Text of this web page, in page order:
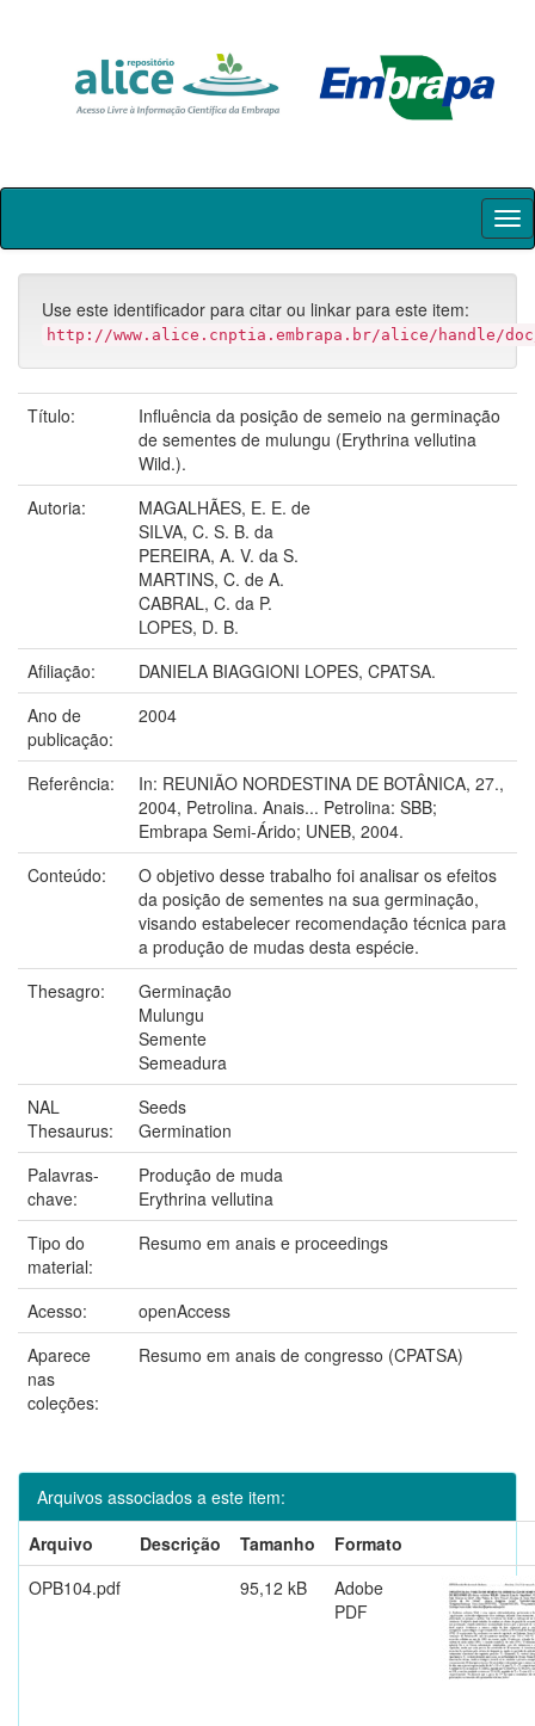
Skip
Use este identificador para citar ou linkar para este item:
http://www.alice.cnptia.embrapa.br/alice/handle/
Título:
Influência da posição de semeio na germinação
de sementes de mulungu (Erythrina vellutina
Wild.).
Autoria:
MAGALHÃES, E. E. de
SILVA, C. S. B. da
PEREIRA, A. V. da S.
MARTINS, C. de A.
CABRAL, C. da P.
LOPES, D. B.
Afiliação:
DANIELA BIAGGIONI LOPES, CPATSA.
Ano de
publicação:
2004
Referência:
In: REUNIÃO NORDESTINA DE BOTÂNICA, 27.,
2004, Petrolina. Anais... Petrolina: SBB;
Embrapa Semi-Árido; UNEB, 2004.
Conteúdo:
O objetivo desse trabalho foi analisar os efeitos
da posição de sementes na sua germinação,
visando estabelecer recomendação técnica para
a produção de mudas desta espécie.
Thesagro:
Germinação
Mulungu
Semente
Semeadura
NAL
Thesaurus:
Seeds
Germination
Palavras-
chave:
Produção de muda
Erythrina vellutina
Tipo do
material:
Resumo em anais e proceedings
Acesso:
openAccess
Aparece
nas
coleções:
Resumo em anais de congresso (CPATSA)
Arquivos associados a este item:
Arquivo
Descrição Tamanho
Formato
OPB104.pdf
95,12 kB
Adobe
PDF